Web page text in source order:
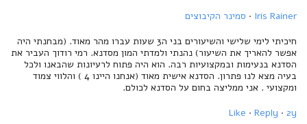
Iris Rainer
· סמינר הקיבוצים
חיכיתי לימי שלישי והשיעורים בני ה3 שעות עברו מהר מאוד. (מבחנתי היה
אפשר להאריך את השיעור) נהנתי ולמדתי המון מסדנא. רמי רודוך העביר את
הסדנא בנעימות ובמקצועיות רבה. הוא היה פתוח לרעיונות שהבאנו ולכל
בעיה מצא לנו פתרון. הסדנא אישית מאוד (אנחנו היינו 4 ) והלווי צמוד
ומקצועי . אני ממליצה בחום על הסדנא לכולם.
Like · Reply · 2y